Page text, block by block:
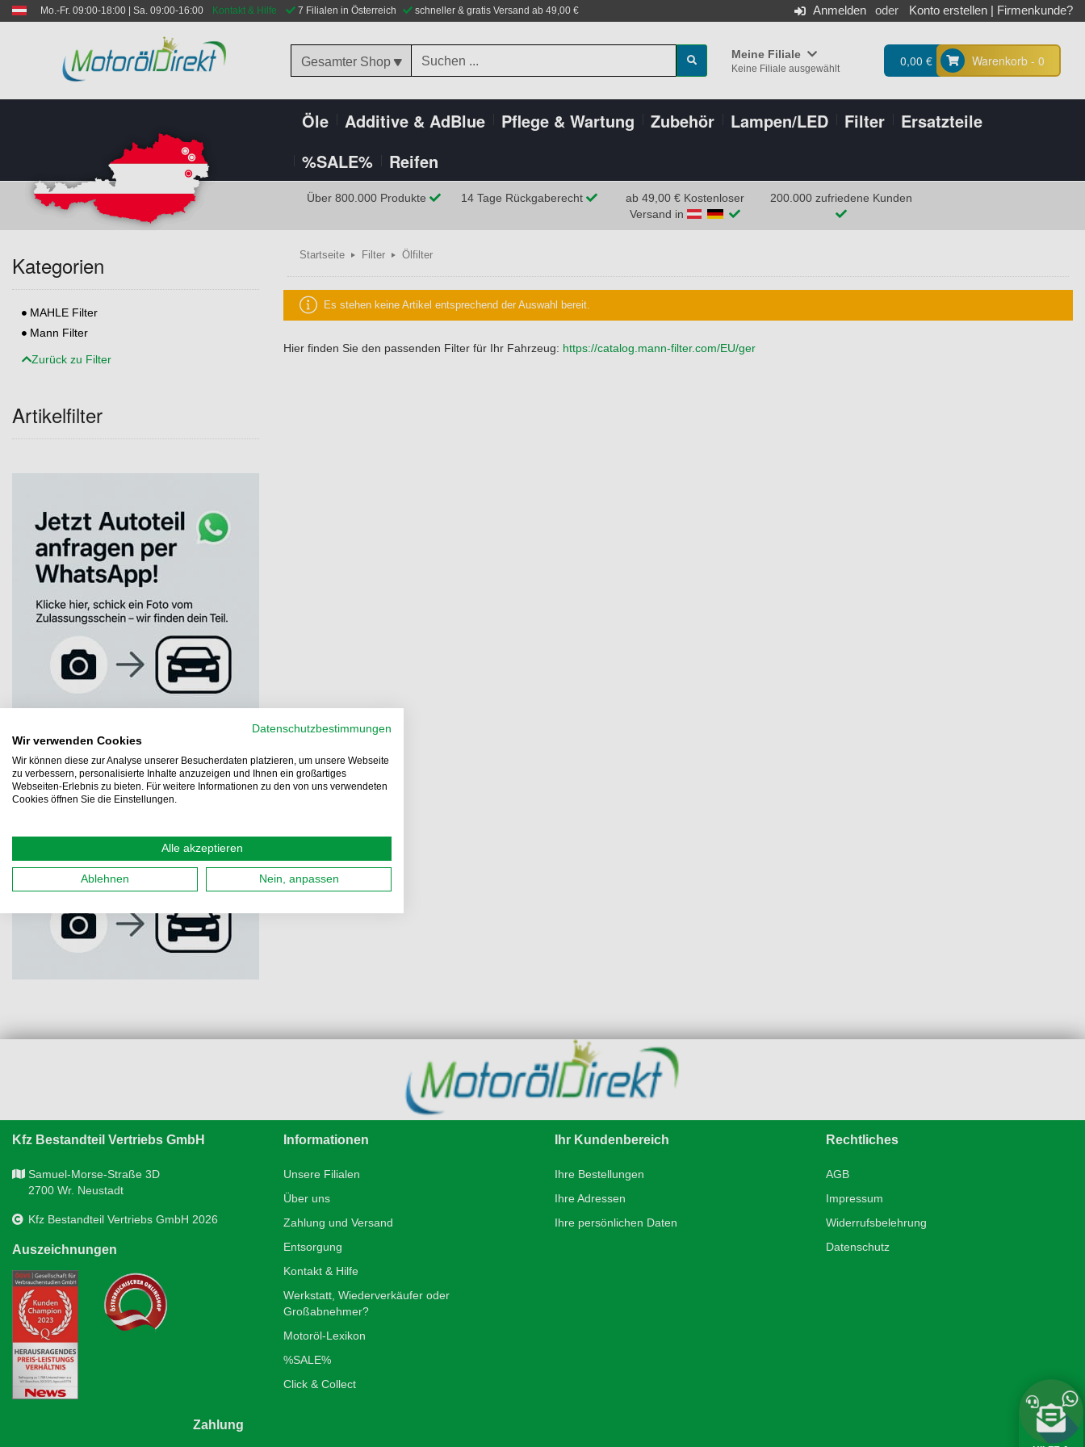
Mo.-Fr. 09:00-18:00 | Sa. 09:00-16:00 Kontakt & Hilfe 7 Filialen in Österreich schneller & gratis Versand ab 49,00 € Anmelden Konto erstellen | Firmenkunde?
Gesamter Shop
Meine Filiale
Keine Filiale ausgewählt 0,00 € Warenkorb - 0
Öle Additive & AdBlue Pflege & Wartung Zubehör Lampen/LED Filter
Ersatzteile
%SALE%
Reifen
Über 800.000 Produkte 14 Tage Rückgaberecht
ab 49,00 € Kostenloser
Versand in
200.000 zufriedene Kunden
Startseite Filter Ölfilter
Es stehen keine Artikel entsprechend der Auswahl bereit.
Hier finden Sie den passenden Filter für Ihr Fahrzeug: https://catalog.mann-filter.com/EU/ger
Kategorien
MAHLE Filter
Mann Filter
Zurück zu Filter
Artikelfilter
Kfz Bestandteil Vertriebs GmbH
Samuel-Morse-Straße 3D
2700 Wr. Neustadt
Kfz Bestandteil Vertriebs GmbH 2026
Auszeichnungen
Informationen
Unsere Filialen
Über uns
Zahlung und Versand
Entsorgung
Kontakt & Hilfe
Werkstatt, Wiederverkäufer oder
Großabnehmer?
Motoröl-Lexikon
%SALE%
Click & Collect
Ihr Kundenbereich
Ihre Bestellungen
Ihre Adressen
Ihre persönlichen Daten
Rechtliches
AGB
Impressum
Widerrufsbelehrung
Datenschutz
Zahlung
Datenschutzbestimmungen
Wir verwenden Cookies
Wir können diese zur Analyse unserer Besucherdaten platzieren, um unsere Webseite
zu verbessern, personalisierte Inhalte anzuzeigen und Ihnen ein großartiges
Webseiten-Erlebnis zu bieten. Für weitere Informationen zu den von uns verwendeten
Cookies öffnen Sie die Einstellungen.
Alle akzeptieren
Ablehnen Nein, anpassen